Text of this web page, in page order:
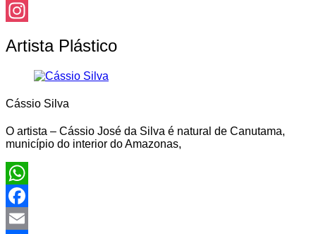
Facebook
Artista Plástico
Cássio Silva
O artista – Cássio José da Silva é natural de Canutama,
município do interior do Amazonas,
WhatsApp
Facebook